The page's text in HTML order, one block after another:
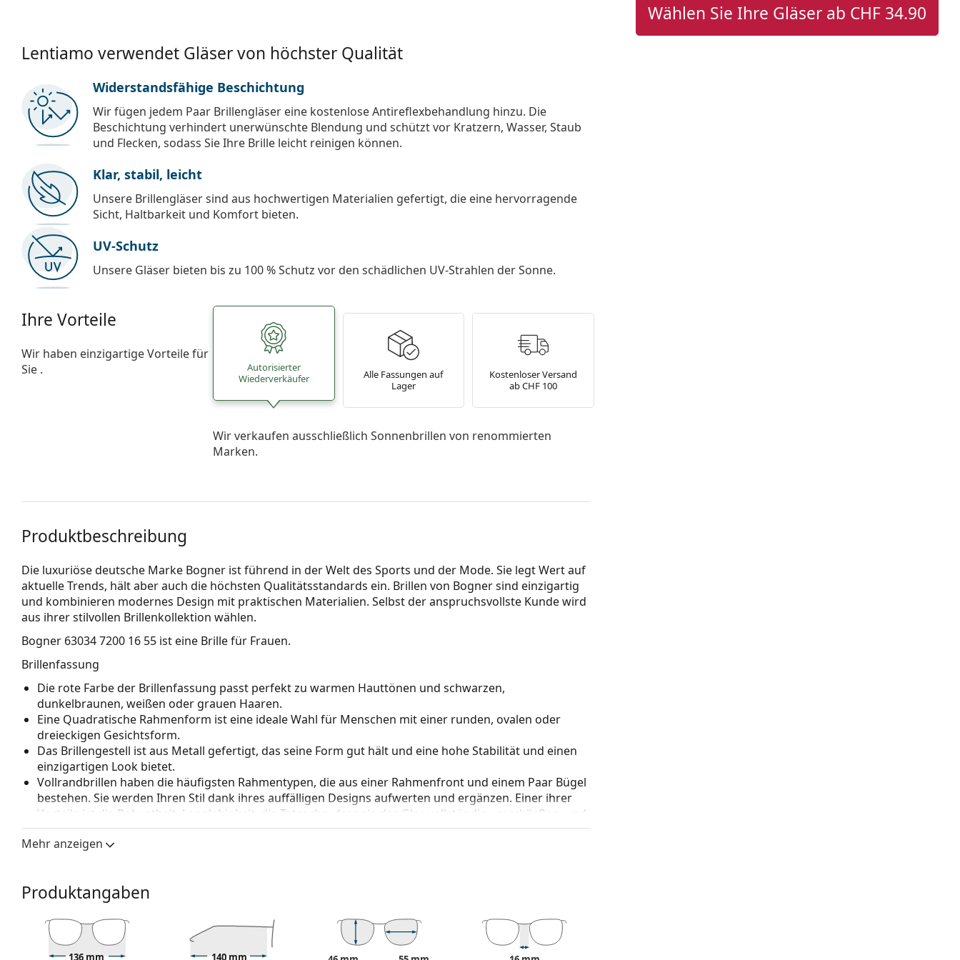
Wählen Sie Ihre Gläser ab CHF 34.90
Lentiamo verwendet Gläser von höchster Qualität
Widerstandsfähige Beschichtung
Wir fügen jedem Paar Brillengläser eine kostenlose Antireflexbehandlung hinzu. Die
Beschichtung verhindert unerwünschte Blendung und schützt vor Kratzern, Wasser, Staub
und Flecken, sodass Sie Ihre Brille leicht reinigen können.
Klar, stabil, leicht
Unsere Brillengläser sind aus hochwertigen Materialien gefertigt, die eine hervorragende
Sicht, Haltbarkeit und Komfort bieten.
UV-Schutz
Unsere Gläser bieten bis zu 100 % Schutz vor den schädlichen UV-Strahlen der Sonne.
Ihre Vorteile
Wir haben einzigartige Vorteile für
Sie .
Autorisierter
Wiederverkäufer
Alle Fassungen auf
Lager
Kostenloser Versand
ab CHF 100
Wir verkaufen ausschließlich Sonnenbrillen von renommierten
Marken.
Produktbeschreibung
Die luxuriöse deutsche Marke Bogner ist führend in der Welt des Sports und der Mode. Sie legt Wert auf
aktuelle Trends, hält aber auch die höchsten Qualitätsstandards ein. Brillen von Bogner sind einzigartig
und kombinieren modernes Design mit praktischen Materialien. Selbst der anspruchsvollste Kunde wird
aus ihrer stilvollen Brillenkollektion wählen.
Bogner 63034 7200 16 55 ist eine Brille für Frauen.
Brillenfassung
Die rote Farbe der Brillenfassung passt perfekt zu warmen Hauttönen und schwarzen,
dunkelbraunen, weißen oder grauen Haaren.
Eine Quadratische Rahmenform ist eine ideale Wahl für Menschen mit einer runden, ovalen oder
dreieckigen Gesichtsform.
Das Brillengestell ist aus Metall gefertigt, das seine Form gut hält und eine hohe Stabilität und einen
einzigartigen Look bietet.
Vollrandbrillen haben die häufigsten Rahmentypen, die aus einer Rahmenfront und einem Paar Bügel
bestehen. Sie werden Ihren Stil dank ihres auffälligen Designs aufwerten und ergänzen. Einer ihrer
Vorteile ist die Robustheit, Langlebigkeit, die Tatsache, dass sie das Glas vollständig umschließen, und
vor allem ihr Schutz vor Beschädigungen. Dieser Rahmentyp ist für alle Gläser geeignet, auch für
Gläser mit höherer optischer Leistung.
Anpassung der Nasenpads sollte immer von einem erfahrenen Optiker vorgenommen werden, um
Beschädigungen oder Brüche durch unsachgemäße Behandlung zu vermeiden.
Zubehör
Wir liefern die Brille in ihrem Original-Etui. Die Farbe des Etuis und sein Design können variieren.
Mehr anzeigen
Produktangaben
136 mm 140 mm